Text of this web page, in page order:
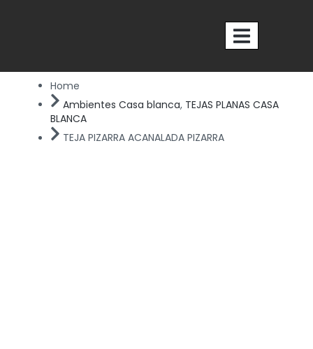
Nosotros
Home
Ambientes Casa blanca, TEJAS PLANAS CASA
BLANCA
TEJA PIZARRA ACANALADA PIZARRA